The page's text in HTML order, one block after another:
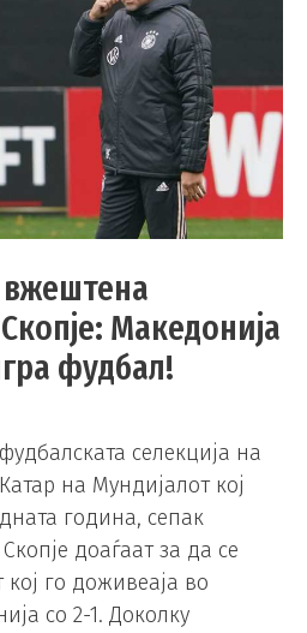
Македонија
фудбал!
селекција на
на Мундијалот кој
година, сепак
доаѓаат за да се
го доживеаја во
со 2-1. Доколку